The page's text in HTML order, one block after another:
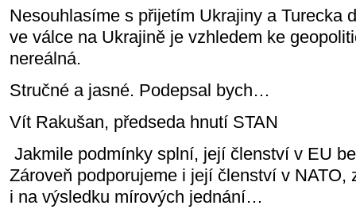
Nesouhlasíme s přijetím Ukrajiny a Turecka
ve válce na Ukrajině je vzhledem ke
nereálná.
Stručné a jasné. Podepsal bych…
Vít Rakušan, předseda hnutí STAN
Jakmile podmínky splní, její členství v EU
Zároveň podporujeme i její členství v NATO,
i na výsledku mírových jednání…